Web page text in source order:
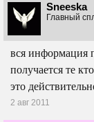
Sneeska
Главный
вся информация
получается те
это
2 авг 2011